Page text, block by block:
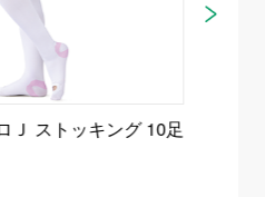
Ｊ ストッキング 10足